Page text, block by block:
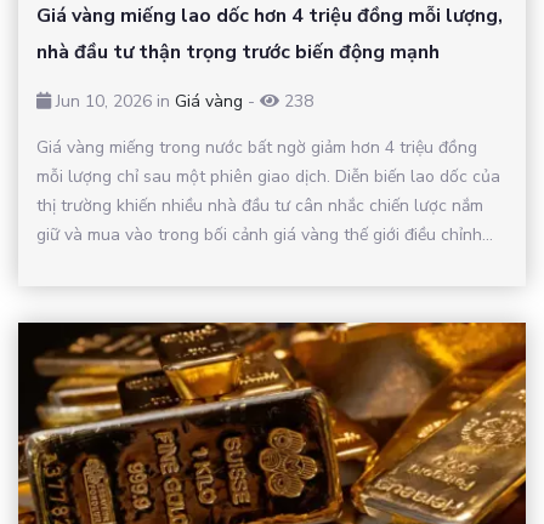
Giá vàng miếng lao dốc hơn 4 triệu đồng mỗi lượng,
nhà đầu tư thận trọng trước biến động mạnh
Jun 10, 2026 in Giá vàng -
238
Giá vàng miếng trong nước bất ngờ giảm hơn 4 triệu đồng
mỗi lượng chỉ sau một phiên giao dịch. Diễn biến lao dốc của
thị trường khiến nhiều nhà đầu tư cân nhắc chiến lược nắm
giữ và mua vào trong bối cảnh giá vàng thế giới điều chỉnh...